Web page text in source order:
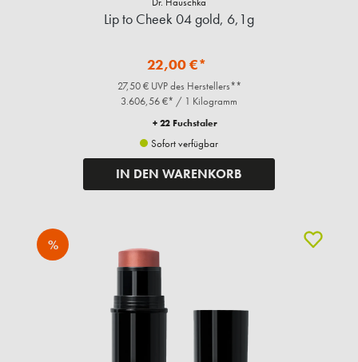
Lip to Cheek 04 gold, 6,1g
22,00 €*
27,50 € UVP des Herstellers**
3.606,56 €* / 1 Kilogramm
+ 22 Fuchstaler
Sofort verfügbar
IN DEN WARENKORB
%